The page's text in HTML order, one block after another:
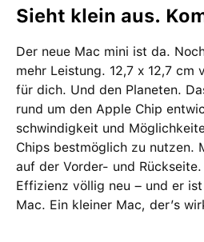
Sieht klein aus.
Der neue Mac mini ist da.
mehr Leistung. 12,7 x 12,7 cm
für dich. Und den Planeten.
rund um den Apple Chip
schwin­dig­keit und
Chips bestmög­lich zu nutzen.
auf der Vorder- und
Effizienz völlig neu – und er
Mac. Ein kleiner Mac, der’s